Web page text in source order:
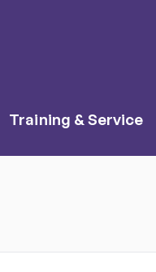
Training & Service